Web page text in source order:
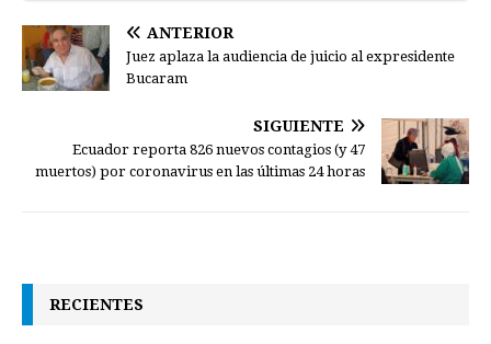
ANTERIOR
Juez aplaza la audiencia de juicio al expresidente
Bucaram
SIGUIENTE
Ecuador reporta 826 nuevos contagios (y 47
muertos) por coronavirus en las últimas 24 horas
RECIENTES